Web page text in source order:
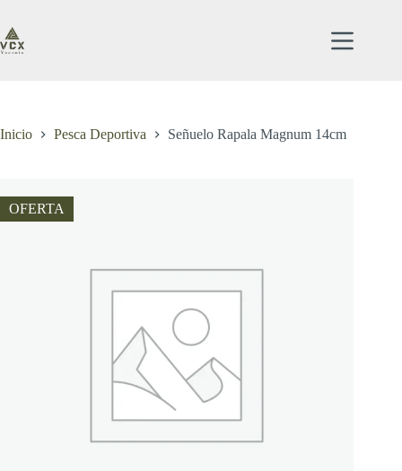
contenido
Inicio Pesca Deportiva Señuelo Rapala Magnum 14cm
OFERTA